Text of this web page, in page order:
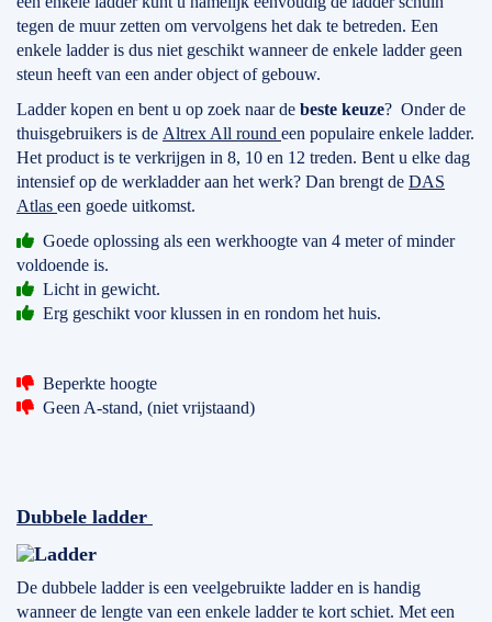
tegen de muur zetten om vervolgens het dak te betreden. Een
enkele ladder is dus niet geschikt wanneer de enkele ladder geen
steun heeft van een ander object of gebouw.
Ladder kopen en bent u op zoek naar de beste keuze? Onder de
thuisgebruikers is de Altrex All round een populaire enkele ladder.
Het product is te verkrijgen in 8, 10 en 12 treden. Bent u elke dag
intensief op de werkladder aan het werk? Dan brengt de DAS
Atlas een goede uitkomst.
Goede oplossing als een werkhoogte van 4 meter of minder
voldoende is.
Licht in gewicht.
Erg geschikt voor klussen in en rondom het huis.
Beperkte hoogte
Geen A-stand, (niet vrijstaand)
Dubbele ladder
De dubbele ladder is een veelgebruikte ladder en is handig
wanneer de lengte van een enkele ladder te kort schiet. Met een